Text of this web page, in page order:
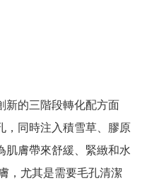
新的三階段轉化配方面
，同時注入積雪草、膠原
肌膚帶來舒緩、緊緻和水
，尤其是需要毛孔清潔